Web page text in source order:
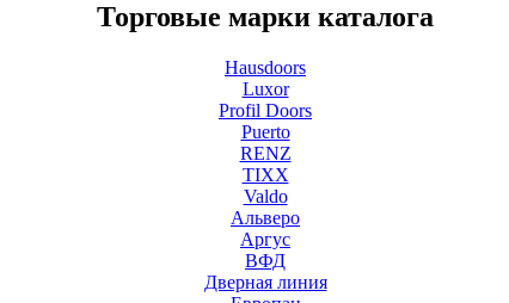
Торговые марки каталога
Hausdoors
Luxor
Profil Doors
Puerto
RENZ
TIXX
Valdo
Альверо
Аргус
ВФД
Дверная линия